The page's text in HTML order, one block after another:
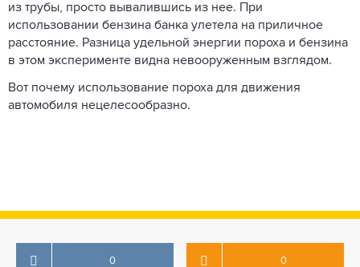
из трубы, просто вывалившись из нее. При
использовании бензина банка улетела на приличное
расстояние. Разница удельной энергии пороха и бензина
в этом эксперименте видна невооруженным взглядом.
Вот почему использование пороха для движения
автомобиля нецелесообразно.
0 0